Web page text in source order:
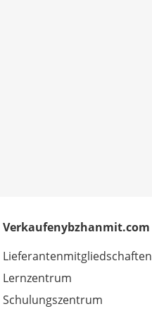
Verkaufenybzhanmit.com
Lieferantenmitgliedschaften
Lernzentrum
Schulungszentrum